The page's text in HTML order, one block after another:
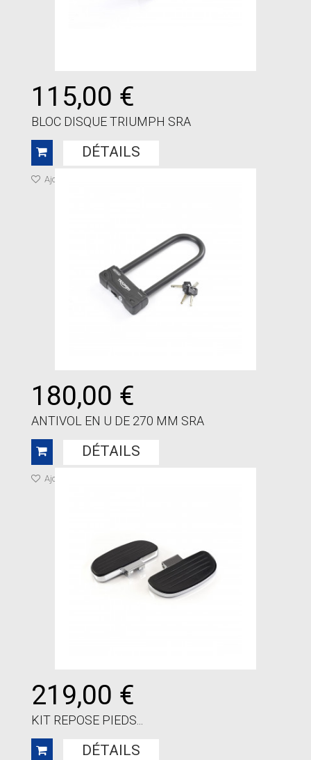
115,00 €
BLOC DISQUE TRIUMPH SRA
DÉTAILS
Ajouter à ma liste de cadeaux
180,00 €
ANTIVOL EN U DE 270 MM SRA
DÉTAILS
Ajouter à ma liste de cadeaux
219,00 €
KIT REPOSE PIEDS...
DÉTAILS